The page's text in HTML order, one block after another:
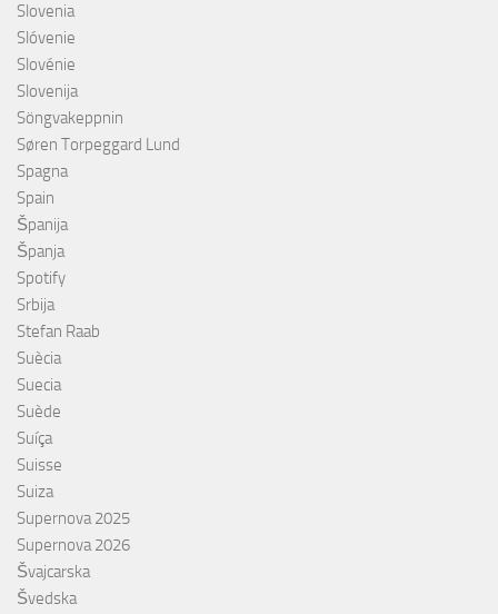
Slovenia
Slóvenie
Slovénie
Slovenija
Söngvakeppnin
Søren Torpeggard Lund
Spagna
Spain
Španija
Španja
Spotify
Srbija
Stefan Raab
Suècia
Suecia
Suède
Suíça
Suisse
Suiza
Supernova 2025
Supernova 2026
Švajcarska
Švedska